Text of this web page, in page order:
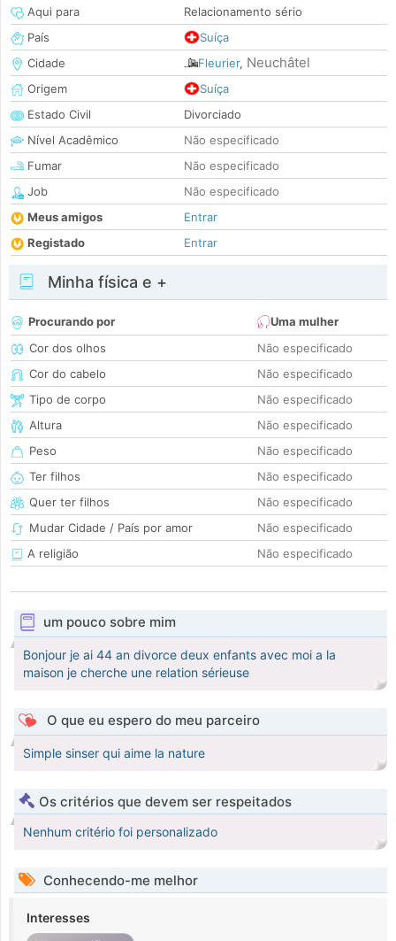
Aqui para
Relacionamento sério
País
Suíça
Cidade
Fleurier, Neuchâtel
Origem
Suíça
Estado Civil
Divorciado
Nível Acadêmico
Não especificado
Fumar
Não especificado
Job
Não especificado
Meus amigos
Entrar
Registado
Entrar
Minha física e +
Procurando por
Uma mulher
Cor dos olhos
Não especificado
Cor do cabelo
Não especificado
Tipo de corpo
Não especificado
Altura
Não especificado
Peso
Não especificado
Ter filhos
Não especificado
Quer ter filhos
Não especificado
Mudar Cidade / País por amor
Não especificado
A religião
Não especificado
um pouco sobre mim
Bonjour je ai 44 an divorce deux enfants avec moi a la
maison je cherche une relation sérieuse
O que eu espero do meu parceiro
Simple sinser qui aime la nature
Os critérios que devem ser respeitados
Nenhum critério foi personalizado
Conhecendo-me melhor
Interesses